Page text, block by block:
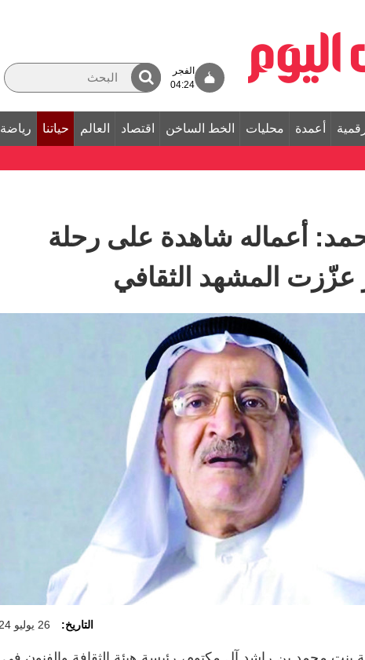
الفجر
04:24
أعمدة محليات الخط الساخن اقتصاد العالم حياتنا رياضة
أعماله شاهدة على رحلة
عزّزت المشهد الثقافي
التاريخ: 26 يوليو 2024